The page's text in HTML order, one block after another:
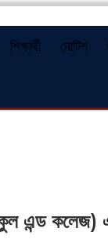
শিক্ষার্থী নোটিশ
এন্ড কলেজ)